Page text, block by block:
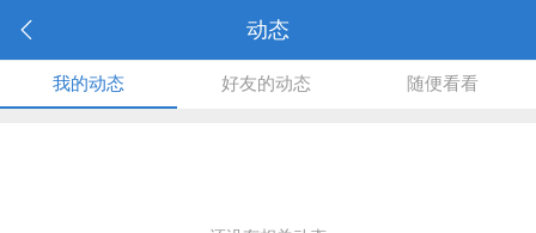
动态
我的动态 好友的动态 随便看看